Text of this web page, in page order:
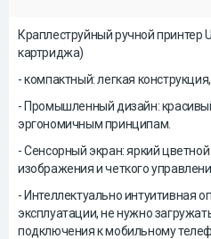
Краплеструйный ручной принтер
картриджа)
- компактный: легкая конструкция,
- Промышленный дизайн:
эргономичным принципам.
- Сенсорный экран: яркий
изображения и четкого
- Интеллектуально интуитивная
эксплуатации, не нужно
подключения к мобильному